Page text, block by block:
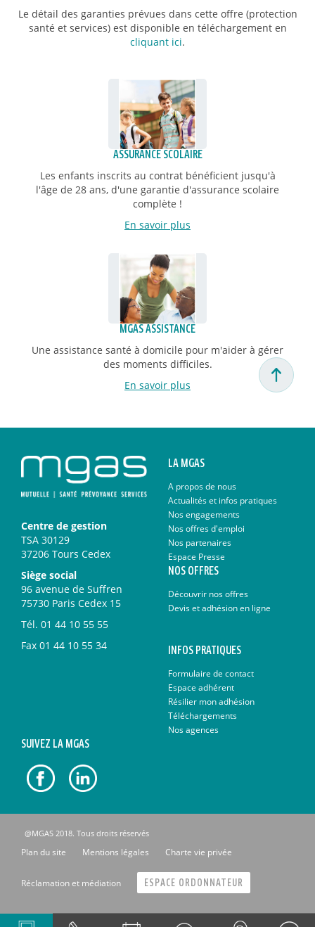
Le détail des garanties prévues dans cette offre (protection
santé et services) est disponible en téléchargement en
cliquant ici.
ASSURANCE SCOLAIRE
Les enfants inscrits au contrat bénéficient jusqu'à
l'âge de 28 ans, d'une garantie d'assurance scolaire
complète !
En savoir plus
MGAS ASSISTANCE
Une assistance santé à domicile pour m'aider à gérer
des moments difficiles.
En savoir plus
Centre de gestion
TSA 30129
37206 Tours Cedex
Siège social
96 avenue de Suffren
75730 Paris Cedex 15
Tél. 01 44 10 55 55
Fax 01 44 10 55 34
LA MGAS
A propos de nous
Actualités et infos pratiques
Nos engagements
Nos offres d'emploi
Nos partenaires
Espace Presse
NOS OFFRES
Découvrir nos offres
Devis et adhésion en ligne
INFOS PRATIQUES
Formulaire de contact
Espace adhérent
Résilier mon adhésion
Téléchargements
Nos agences
SUIVEZ LA MGAS
@MGAS 2018. Tous droits réservés
Plan du site Mentions légales Charte vie privée
Réclamation et médiation ESPACE ORDONNATEUR